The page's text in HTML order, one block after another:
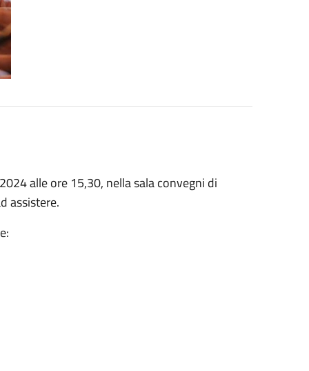
alle ore 15,30, nella sala convegni di
assistere.